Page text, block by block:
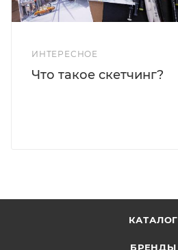
ИНТЕРЕСНОЕ
Что такое скетчинг?
КАТАЛОГ
БРЕНДЫ